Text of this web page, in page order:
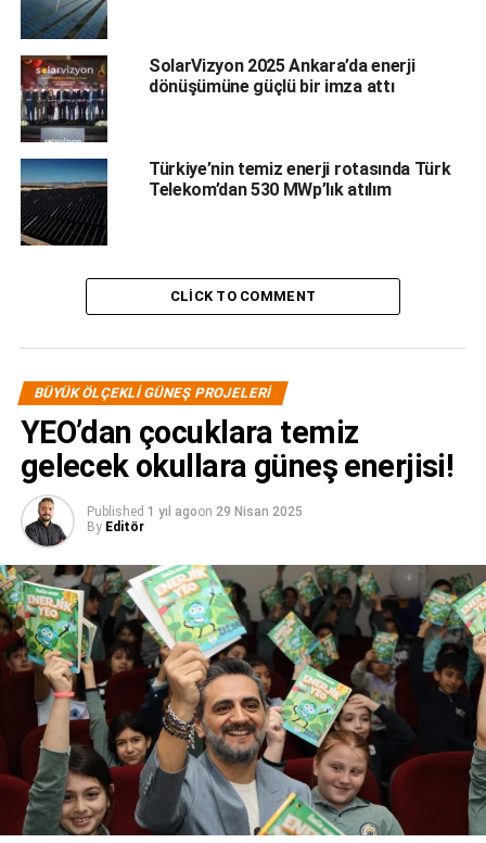
UP NEXT
Elazığ’ın en büyük öztüketim güneş enerji santrali
Baskil’e kuruluyor
DON'T MISS
Kırşehir Belediyesi’nden GES atılımı
Editör
Türkiye endüstrisine, alana özel, spesifik yayınlar üreten
MONETA Tanıtım’ın sektörel dergilerinin editörlüğünü
basılı mecralarda içerik geliştirmek için çalışmaktayız.
SolarVizyon 2025 Ankara’da enerji
dönüşümüne güçlü bir imza attı
Türkiye’nin temiz enerji rotasında Türk
Telekom’dan 530 MWp’lık atılım
CLICK TO COMMENT
BÜYÜK ÖLÇEKLI GÜNEŞ PROJELERI
YEO’dan çocuklara temiz
gelecek okullara güneş enerjisi!
Published 1 yıl agoon 29 Nisan 2025
By Editör